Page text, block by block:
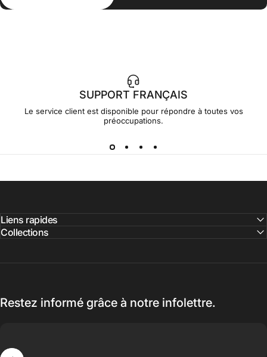
SUPPORT FRANÇAIS
Le service client est disponible pour répondre à toutes vos
préoccupations.
Liens rapides
Collections
Restez informé grâce à notre infolettre.